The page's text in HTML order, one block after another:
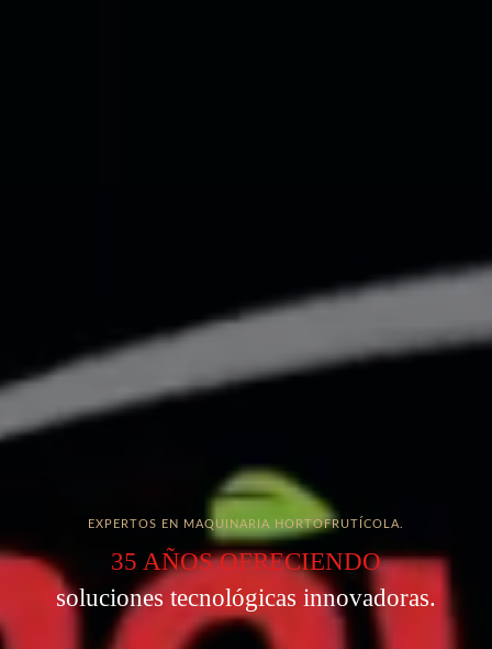
EXPERTOS EN MAQUINARIA HORTOFRUTÍCOLA.
35 AÑOS OFRECIENDO
soluciones tecnológicas innovadoras.